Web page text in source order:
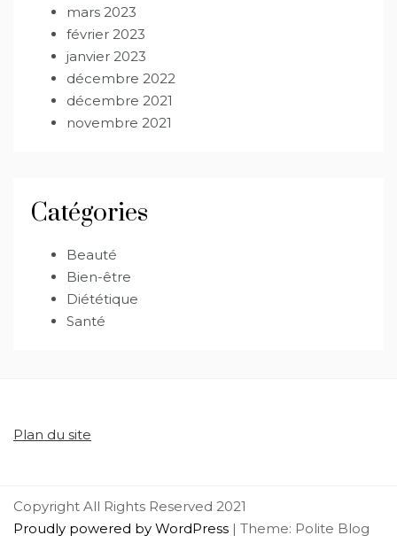
mars 2023
février 2023
janvier 2023
décembre 2022
décembre 2021
novembre 2021
Catégories
Beauté
Bien-être
Diététique
Santé
Plan du site
Copyright All Rights Reserved 2021
Proudly powered by WordPress | Theme: Polite Blog